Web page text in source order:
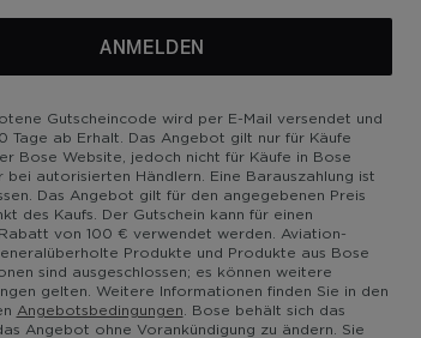
ANMELDEN
Gutscheincode wird per E-Mail versendet und
Tage ab Erhalt. Das Angebot gilt nur für Käufe
Bose Website, jedoch nicht für Käufe in Bose
bei autorisierten Händlern. Eine Barauszahlung ist
Das Angebot gilt für den angegebenen Preis
des Kaufs. Der Gutschein kann für einen
von 100 € verwendet werden. Aviation-
Produkte und Produkte aus Bose
sind ausgeschlossen; es können weitere
gelten. Weitere Informationen finden Sie in den
Angebotsbedingungen . Bose behält sich das
Angebot ohne Vorankündigung zu ändern. Sie